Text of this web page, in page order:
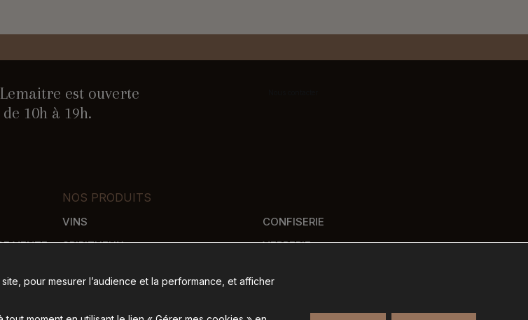
est ouverte
10h à 19h.
VENTE
NOS PRODUITS
VINS
SPIRITUEUX
ÉPICERIE SUCRÉE
CONFISERIE
VERRERIE
pour mesurer l’audience et la performance, et afficher